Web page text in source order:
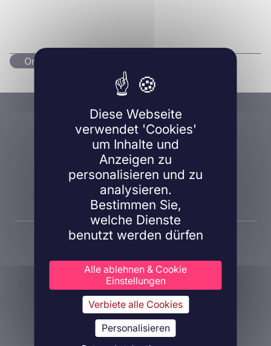
Diese Webseite
verwendet 'Cookies'
um Inhalte und
Anzeigen zu
personalisieren und zu
analysieren.
Bestimmen Sie,
welche Dienste
benutzt werden dürfen
Alle ablehnen & Cookie
Einstellungen
Verbiete alle Cookies
Personalisieren
Originalartikel lesen
Eine Frage, ein Projekt?
Kontaktieren Sie uns!
Kontaktieren Sie uns
Über Inovarion
Therapeutische Bereiche